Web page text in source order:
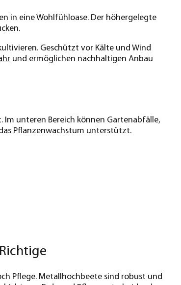
in eine Wohlfühloase. Der höhergelegte
Geschützt vor Kälte und Wind
und ermöglichen nachhaltigen Anbau
unteren Bereich können Gartenabfälle,
Pflanzenwachstum unterstützt.
Pflege. Metallhochbeete sind robust und